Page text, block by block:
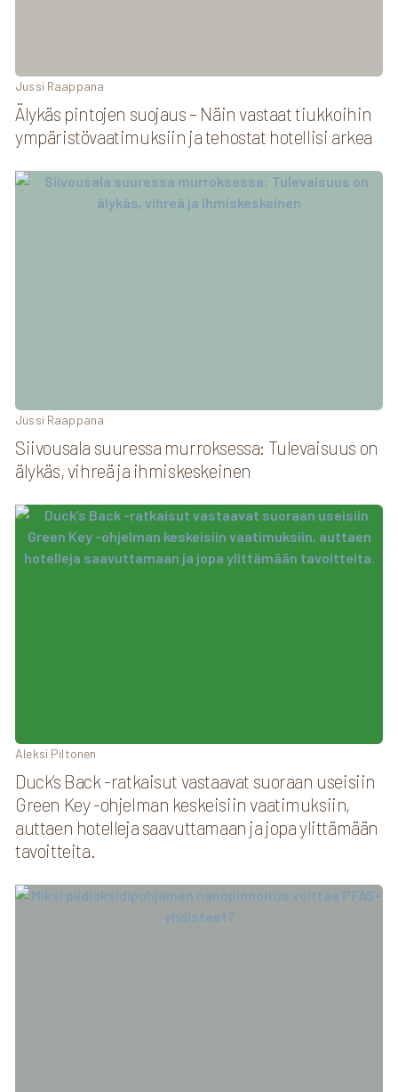
Älykäs pintojen suojaus – Näin vastaat tiukkoihin
ympäristövaatimuksiin ja tehostat hotellisi arkea
Jussi Raappana
Siivousala suuressa murroksessa: Tulevaisuus on
älykäs, vihreä ja ihmiskeskeinen
Jussi Raappana
Duck’s Back -ratkaisut vastaavat suoraan useisiin
Green Key -ohjelman keskeisiin vaatimuksiin,
auttaen hotelleja saavuttamaan ja jopa ylittämään
tavoitteita.
Aleksi Piltonen